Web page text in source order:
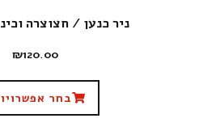
ניר כנען / חצוצרה
₪120.00
בחר